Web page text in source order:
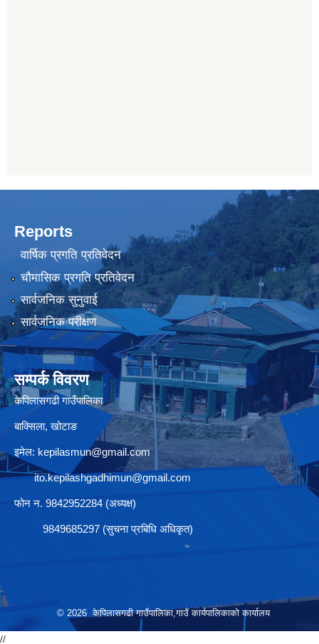
Reports
वार्षिक प्रगति प्रतिवेदन
चौमासिक प्रगति प्रतिवेदन
सार्वजनिक सुनुवाई
सार्वजनिक परीक्षण
सम्पर्क विवरण
केपिलासगढी गाउँपालिका
बाक्सिला, खोटाङ
इमेल: kepilasmun@gmail.com
ito.kepilashgadhimun@gmail.com
फोन न. 9842952284 (अध्यक्ष)
9849685297 (सुचना प्रबिधि अधिकृत)
© 2026 केपिलासगढी गाउँपालिका,गाउँ कार्यपालिकाको कार्यालय
//